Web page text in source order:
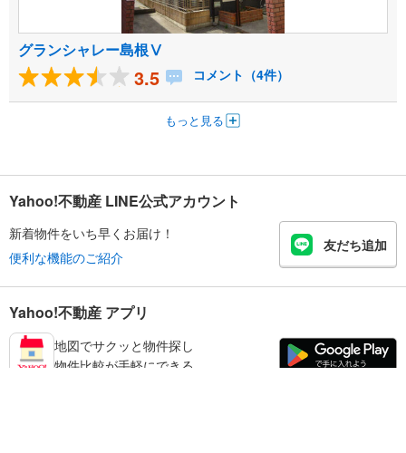
グランシャレー島根Ⅴ
3.5 コメント（4件）
もっと見る
Yahoo!不動産 LINE公式アカウント
新着物件をいち早くお届け！
便利な機能のご紹介
友だち追加
Yahoo!不動産 アプリ
地図でサクッと物件探し
物件比較が手軽にできる